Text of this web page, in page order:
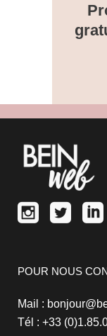
POUR NOUS
Mail :
Tél : +33